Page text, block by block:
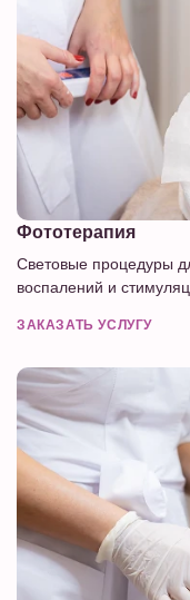
Фототерапия
Световые процедуры
воспалений и
ЗАКАЗАТЬ УСЛУГУ